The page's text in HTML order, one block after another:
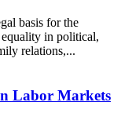
basis for the
in political,
relations,...
Labor Markets